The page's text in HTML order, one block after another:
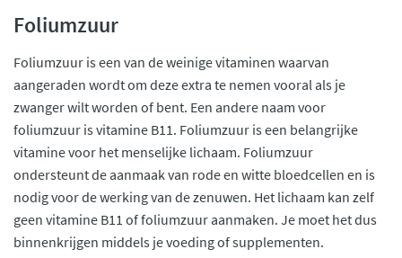
Foliumzuur
Foliumzuur is een van de weinige vitaminen waarvan
aangeraden wordt om deze extra te nemen vooral als je
zwanger wilt worden of bent. Een andere naam voor
foliumzuur is vitamine B11. Foliumzuur is een belangrijke
vitamine voor het menselijke lichaam. Foliumzuur
ondersteunt de aanmaak van rode en witte bloedcellen en is
nodig voor de werking van de zenuwen. Het lichaam kan zelf
geen vitamine B11 of foliumzuur aanmaken. Je moet het dus
binnenkrijgen middels je voeding of supplementen.